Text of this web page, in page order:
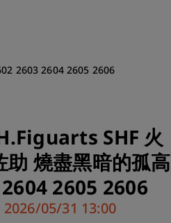
2603 2604 2605 2606
SHF 火
燒盡黑暗的孤高
2605 2606
05/31 13:00